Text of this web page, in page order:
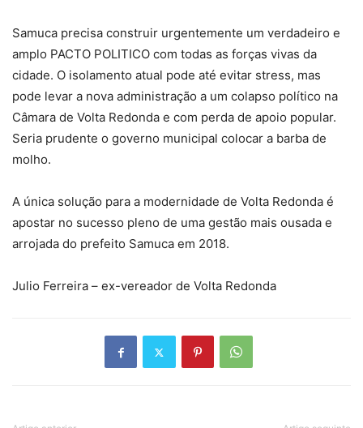
Samuca precisa construir urgentemente um verdadeiro e
amplo PACTO POLITICO com todas as forças vivas da
cidade. O isolamento atual pode até evitar stress, mas
pode levar a nova administração a um colapso político na
Câmara de Volta Redonda e com perda de apoio popular.
Seria prudente o governo municipal colocar a barba de
molho.
A única solução para a modernidade de Volta Redonda é
apostar no sucesso pleno de uma gestão mais ousada e
arrojada do prefeito Samuca em 2018.
Julio Ferreira – ex-vereador de Volta Redonda